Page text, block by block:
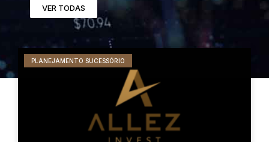
VER TODAS
PLANEJAMENTO SUCESSÓRIO